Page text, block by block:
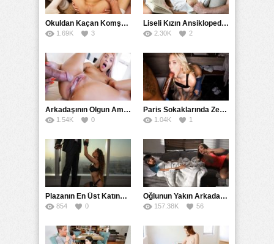
18+ Yaş,Anal,Büyük Meme, Doktor,Filmler,Hikayeler,İlginç,
Latin,Mobil,Pornhub,Russian Sarışın,Sert,Swinger,
Tecavüz, Twitter,Uzun Konulu Yetişkin
Okuldan Kaçan Komşu Kızını Bakire Sanıp Götten Sikti
1.69K 3
Liseli Kızın Ansiklopedisini Kitap Gibi Tane Tane Okudu
2.30K 2
Arkadaşının Olgun Amcasına Siktirip İçine Boşalmasını İstedi
1.54K 0
Paris Sokaklarında Zenci Yarağını Gırtlağına Kadar İndirdi
1.04K 1
Plazanın En Üst Katında Üst Seviye Köle Fantezisi Sikişi
854 0
Oğlunun Yakın Arkadaşına Yorgan Altından Sulanan Milf
157.38K 56